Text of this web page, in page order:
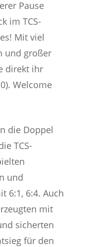
Pause
im TCS-
Mit viel
und großer
direkt ihr
Welcome
die Doppel
TCS-
und
6:1, 6:4. Auch
mit
sicherten
für den